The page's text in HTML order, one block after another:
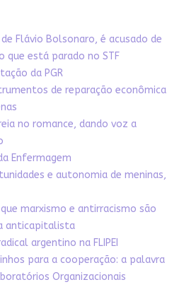
Flávio Bolsonaro, é acusado de
que está parado no STF
da PGR
de reparação econômica
no romance, dando voz a
Enfermagem
e autonomia de meninas,
marxismo e antirracismo são
anticapitalista
argentino na FLIPEI
para a cooperação: a palavra
Organizacionais